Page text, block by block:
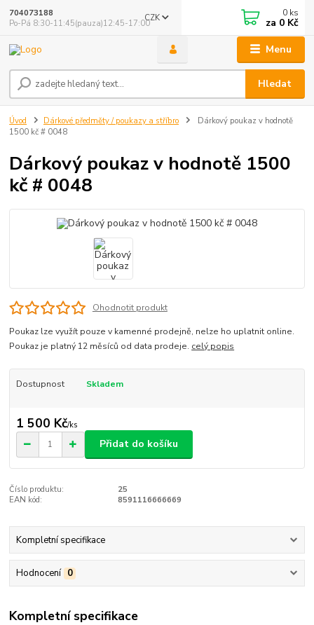
Menu
CZK
Hledat
704073188
Po-Pá 8:30-11:45(pauza)12:45-17:00
0 ks
za 0 Kč
Úvod Dárkové předměty / poukazy a stříbro
Dárkový poukaz v hodnotě
1500 kč # 0048
Dárkový poukaz v hodnotě 1500
kč # 0048
Ohodnotit produkt
Poukaz lze využít pouze v kamenné prodejně, nelze ho uplatnit online.
Poukaz je platný 12 měsíců od data prodeje. celý popis
Dostupnost Skladem
1 500 Kč/ks
Přidat do košíku
Číslo produktu:
25
EAN kód:
8591116666669
Kompletní specifikace
Hodnocení 0
Kompletní specifikace